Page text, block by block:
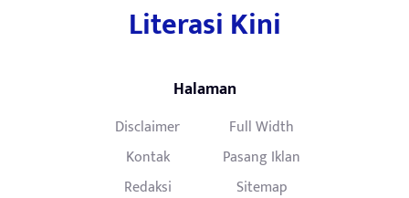
Literasi Kini
Halaman
Disclaimer
Full Width
Kontak
Pasang Iklan
Redaksi
Sitemap